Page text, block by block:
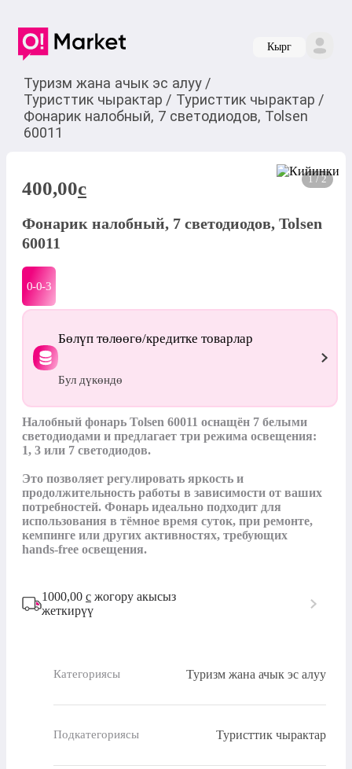
Кырг
Туризм жана ачык эс алуу /
Туристтик чырактар / Туристтик чырактар /
Фонарик налобный, 7 светодиодов, Tolsen
60011
1 / 2
400,00c
Фонарик налобный, 7 светодиодов, Tolsen
60011
0-0-3
Бөлүп төлөөгө/кредитке товарлар
Бул дүкөндө
Налобный фонарь Tolsen 60011 оснащён 7 белыми
светодиодами и предлагает три режима освещения:
1, 3 или 7 светодиодов.
Это позволяет регулировать яркость и
продолжительность работы в зависимости от ваших
потребностей. Фонарь идеально подходит для
использования в тёмное время суток, при ремонте,
кемпинге или других активностях, требующих
hands-free освещения.
1000,00 с жогору акысыз
жеткирүү
Категориясы Туризм жана ачык эс алуу
Подкатегориясы Туристтик чырактар